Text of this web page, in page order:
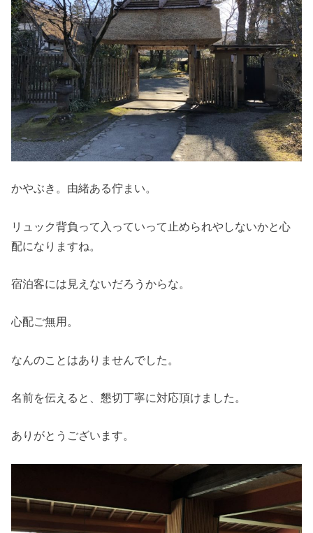
かやぶき。由緒ある佇まい。
リュック背負って入っていって止められやしないかと心
配になりますね。
宿泊客には見えないだろうからな。
心配ご無用。
なんのことはありませんでした。
名前を伝えると、懇切丁寧に対応頂けました。
ありがとうございます。